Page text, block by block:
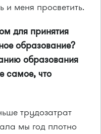
и меня просветить.
для принятия
образование?
образования
самое, что
трудозатрат
мы год плотно